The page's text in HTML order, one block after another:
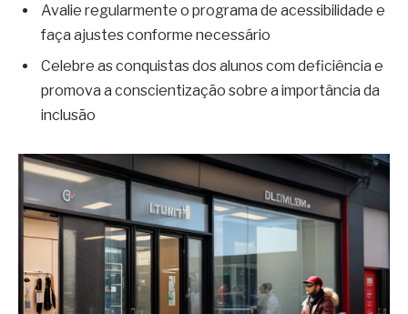
Avalie regularmente o programa de acessibilidade e
faça ajustes conforme necessário
Celebre as conquistas dos alunos com deficiência e
promova a conscientização sobre a importância da
inclusão